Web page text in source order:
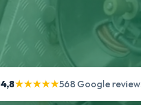
4,8★★★★★568 Google